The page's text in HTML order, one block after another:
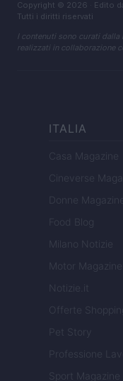
Copyright © 2026 · Edito
Tutti i diritti riservati
I contenuti sono curati
realizzati in collaborazione
ITALIA
Casa Magazine
Cineverse
Donne Magazine
Food Blog
Milano Notizie
Motor Magazine
Notizie.it
Offerte
Pet Story
Professione
Sport Magazine